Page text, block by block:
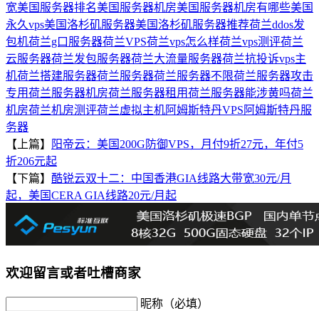
宽美国服务器排名美国服务器机房美国服务器机房有哪些美国
永久vps美国洛杉矶服务器美国洛杉矶服务器推荐荷兰ddos发
包机荷兰g口服务器荷兰VPS荷兰vps怎么样荷兰vps测评荷兰
云服务器荷兰发包服务器荷兰大流量服务器荷兰抗投诉vps主
机荷兰搭建服务器荷兰服务器荷兰服务器不限荷兰服务器攻击
专用荷兰服务器机房荷兰服务器租用荷兰服务器能涉黄吗荷兰
机房荷兰机房测评荷兰虚拟主机阿姆斯特丹VPS 阿姆斯特丹服
务器
【上篇】
阳帝云：美国200G防御VPS，月付9折27元，年付5
折206元起
【下篇】 酷锐云双十二：中国香港GIA线路大带宽30元/月
起，美国CERA GIA线路20元/月起
欢迎留言或者吐槽商家
昵称（必填）